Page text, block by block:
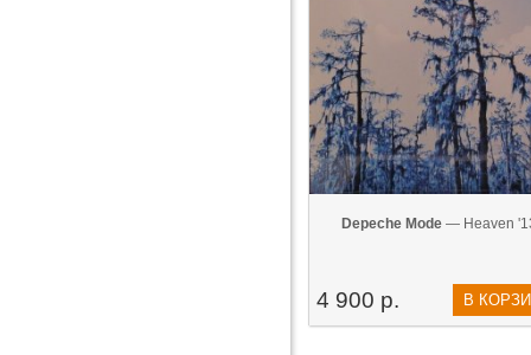
Depeche Mode — Heaven
4 900 р. В